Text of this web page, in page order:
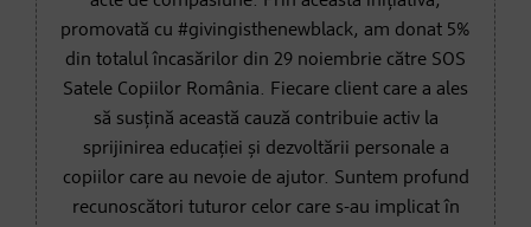
promovată cu #givingisthenewblack, am donat 5%
din totalul încasărilor din 29 noiembrie către SOS
Satele Copiilor România. Fiecare client care a ales
să susțină această cauză contribuie activ la
sprijinirea educației și dezvoltării personale a
copiilor care au nevoie de ajutor. Suntem profund
recunoscători tuturor celor care s-au implicat în